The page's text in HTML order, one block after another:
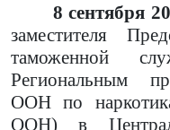
8 сентября
заместителя
таможенной
Региональным
ООН по
ООН) в